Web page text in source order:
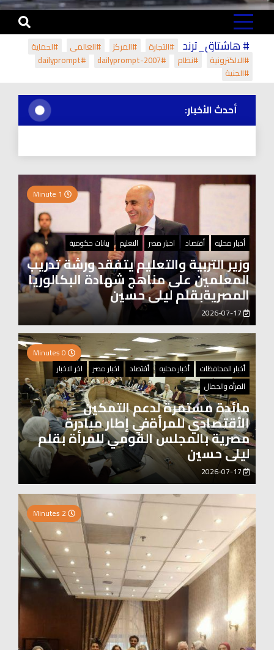
# هاشتاق_ترند #التجارة #المركز #العالمي
#لحماية
#الالكترونية
#نظام #dailyprompt-2007
#dailyprompt
#الجنية
أحدث الأخبار:
أخبار محليه أقتصاد اخبار مصر التعليم بيانات حكومية
وزير التربية والتعليم يتفقد ورشة تدريب
المعلمين على مناهج شهادة البكالوريا
المصريةبقلم ليلى حسين
أخبار المحافظات
أخبار محليه أقتصاد اخبار مصر
اخر الاخبار
المرأه والجمال
مائدة مستمرة لدعم التمكين
الأقتصادي للمرأةفي إطار مبادرة
مصرية بالمجلس القومي للمرأة بقلم
ليلى حسين
2026-07-17